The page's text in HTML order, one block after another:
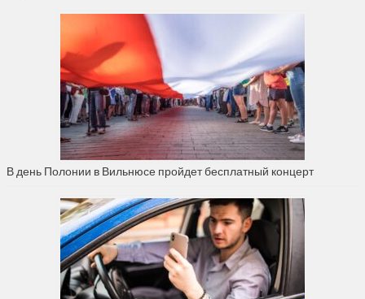
В день Полонии в Вильнюсе пройдет бесплатный концерт